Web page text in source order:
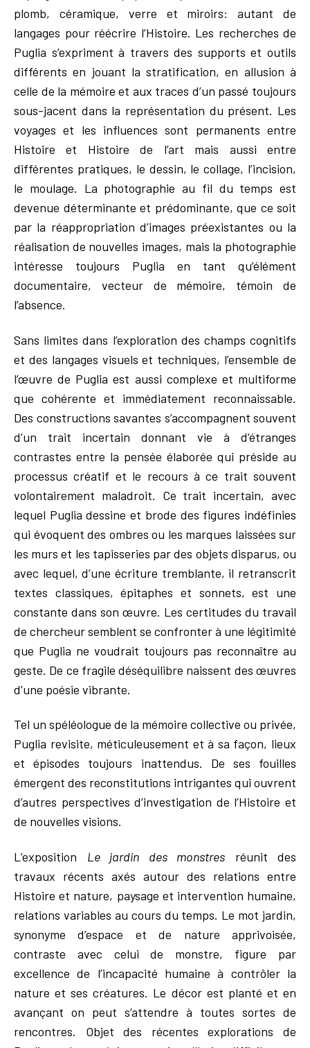
plomb, céramique, verre et miroirs: autant de
langages pour réécrire l’Histoire. Les recherches de
Puglia s’expriment à travers des supports et outils
différents en jouant la stratification, en allusion à
celle de la mémoire et aux traces d’un passé toujours
sous-jacent dans la représentation du présent. Les
voyages et les influences sont permanents entre
Histoire et Histoire de l’art mais aussi entre
différentes pratiques, le dessin, le collage, l’incision,
le moulage. La photographie au fil du temps est
devenue déterminante et prédominante, que ce soit
par la réappropriation d’images préexistantes ou la
réalisation de nouvelles images, mais la photographie
intéresse toujours Puglia en tant qu’élément
documentaire, vecteur de mémoire, témoin de
l’absence.
Sans limites dans l’exploration des champs cognitifs
et des langages visuels et techniques, l’ensemble de
l’œuvre de Puglia est aussi complexe et multiforme
que cohérente et immédiatement reconnaissable.
Des constructions savantes s’accompagnent souvent
d’un trait incertain donnant vie à d’étranges
contrastes entre la pensée élaborée qui préside au
processus créatif et le recours à ce trait souvent
volontairement maladroit. Ce trait incertain, avec
lequel Puglia dessine et brode des figures indéfinies
qui évoquent des ombres ou les marques laissées sur
les murs et les tapisseries par des objets disparus, ou
avec lequel, d’une écriture tremblante, il retranscrit
textes classiques, épitaphes et sonnets, est une
constante dans son œuvre. Les certitudes du travail
de chercheur semblent se confronter à une légitimité
que Puglia ne voudrait toujours pas reconnaître au
geste. De ce fragile déséquilibre naissent des œuvres
d’une poésie vibrante.
Tel un spéléologue de la mémoire collective ou privée,
Puglia revisite, méticuleusement et à sa façon, lieux
et épisodes toujours inattendus. De ses fouilles
émergent des reconstitutions intrigantes qui ouvrent
d’autres perspectives d’investigation de l’Histoire et
de nouvelles visions.
L’exposition Le jardin des monstres réunit des
travaux récents axés autour des relations entre
Histoire et nature, paysage et intervention humaine,
relations variables au cours du temps. Le mot jardin,
synonyme d’espace et de nature apprivoisée,
contraste avec celui de monstre, figure par
excellence de l’incapacité humaine à contrôler la
nature et ses créatures. Le décor est planté et en
avançant on peut s’attendre à toutes sortes de
rencontres. Objet des récentes explorations de